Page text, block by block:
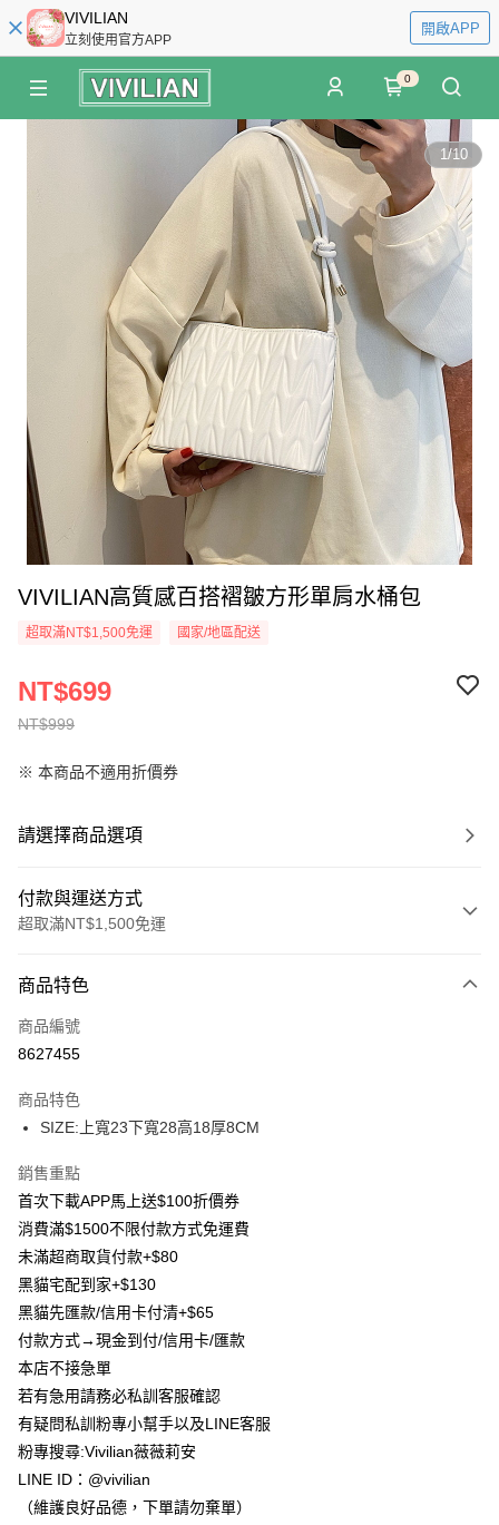
VIVILIAN
立刻使用官方APP
開啟APP
0
1/10
VIVILIAN高質感百搭褶皺方形單肩水桶包
超取滿NT$1,500免運 國家/地區配送
NT$999
NT$699
※ 本商品不適用折價券
請選擇商品選項
付款與運送方式
超取滿NT$1,500免運
信用卡一次付款
信用卡分期付款
合作金庫商業銀行
華南商業銀行
國泰世華商業銀行
臺灣中小企業銀行
匯豐（台灣）商業銀行
聯邦商業銀行
元大商業銀行
台新國際商業銀行
台灣樂天信用卡公司
超商取貨付款
Apple Pay
街口支付
Google Pay
大哥付你分期
相關說明
【大哥付你分期使用說明】
1.本服務由台灣大哥大提供，台灣大哥大用戶可立即使用無須另外申請。
2.付款方式選擇「大哥付你分期」，訂單成立後會自動跳轉到大哥付的交易
流程，驗證手機門號後，選擇欲分期的期數、繳款截止日，確認付款後即完
成交易。
3.實際核准額度、可分期數及費用金額請依後續交易確認頁面所載為準。
4.訂單成立30分鐘內，如未前往確認交易或遇審核未通過，訂單將自動取
消。如遇「轉專審核」未通過狀況，表示未達大哥付你分期系統評分，恕無
AFTEE先享後付
相關說明
【關於「AFTEE先享後付」】
便利好安心！
１．簡單：不需註冊會員、不需綁卡、不需儲值。
ATM付款
貨到付款
商品特色
商品編號
8627455
商品特色
SIZE:上寬23下寬28高18厚8CM
銷售重點
首次下載APP馬上送$100折價券
消費滿$1500不限付款方式免運費
未滿超商取貨付款+$80
黑貓宅配到家+$130
黑貓先匯款/信用卡付清+$65
付款方式→現金到付/信用卡/匯款
本店不接急單
若有急用請務必私訓客服確認
有疑問私訓粉專小幫手以及LINE客服
粉專搜尋:Vivilian薇薇莉安
LINE ID：@vivilian
（維護良好品德，下單請勿棄單）